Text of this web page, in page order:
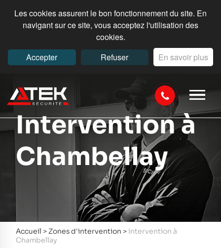
Les cookies assurent le bon fonctionnement du site. En
navigant sur ce site, vous acceptez l'utilisation des
cookies.
Accepter
Refuser En savoir plus
Intervention à
Chambellay
Accueil > Zones d'intervention > Intervention à
Chambellay